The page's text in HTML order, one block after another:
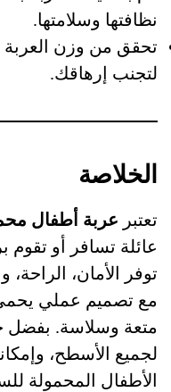
نظافتها وسلامتها.
تحقق من وزن العربة
لتجنب إرهاقك.
الخلاصة
تعتبر عربة أطفال
عائلة تسافر أو
توفر الأمان،
مع تصميم عملي
متعة وسلاسة. بفضل
لجميع الأسطح،
الأطفال المحمولة